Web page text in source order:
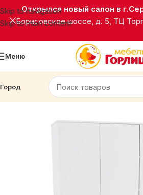
Skip to navigation
Skip to main content
Открылся новый салон в
Борисовское шоссе, д. 5, ТЦ
Меню
Город
Корпусная мебель Шкафы